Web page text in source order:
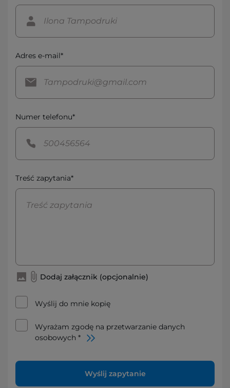
Adres e-mail*
Numer telefonu*
Treść zapytania*
Dodaj załącznik (opcjonalnie)
Wyślij do mnie kopię
Wyrażam zgodę na przetwarzanie danych
osobowych *
Wyślij zapytanie